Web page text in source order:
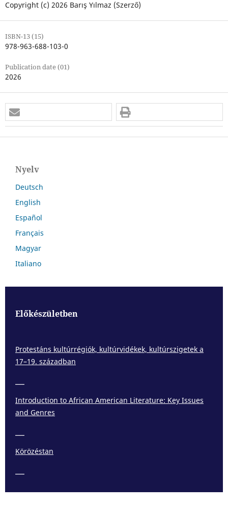
Copyright (c) 2026 Barış Yılmaz (Szerző)
ISBN-13 (15)
978-963-688-103-0
Publication date (01)
2026
Nyelv
Deutsch
English
Español
Français
Magyar
Italiano
Előkészületben
Protestáns kultúrrégiók, kultúrvidékek, kultúrszigetek a
17–19. században
Introduction to African American Literature: Key Issues
and Genres
Körözéstan